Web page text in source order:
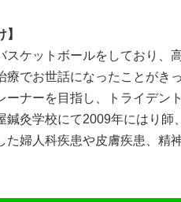
スケットボールをしており、
療でお世話になったことがき
ーナーを目指し、トライデ
鍼灸学校にて2009年にはり
た婦人科疾患や皮膚疾患、精